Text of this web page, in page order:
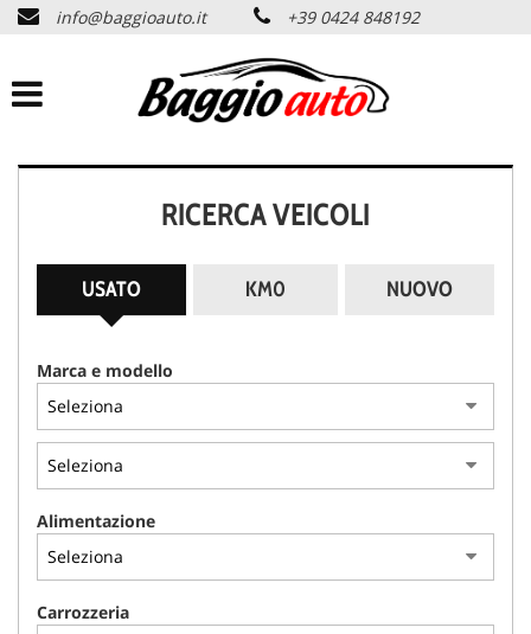
AZIENDA
LISTA VEICOLI
ASSISTENZA
SERVIZI
NEWS
info@baggioauto.it +39 0424 848192
RICERCA VEICOLI
USATO KM0 NUOVO
Marca e modello
Alimentazione
Carrozzeria